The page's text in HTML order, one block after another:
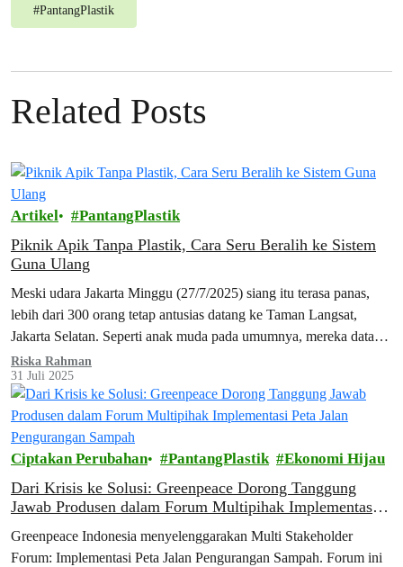
#PantangPlastik
Related Posts
Artikel PantangPlastik
Piknik Apik Tanpa Plastik, Cara Seru Beralih ke Sistem
Guna Ulang
Meski udara Jakarta Minggu (27/7/2025) siang itu terasa panas,
lebih dari 300 orang tetap antusias datang ke Taman Langsat,
Jakarta Selatan. Seperti anak muda pada umumnya, mereka datang
sambil membawa…
Riska Rahman
31 Juli 2025
Ciptakan Perubahan PantangPlastik Ekonomi Hijau
Dari Krisis ke Solusi: Greenpeace Dorong Tanggung
Jawab Produsen dalam Forum Multipihak Implementasi
Greenpeace Indonesia menyelenggarakan Multi Stakeholder
Forum: Implementasi Peta Jalan Pengurangan Sampah. Forum ini